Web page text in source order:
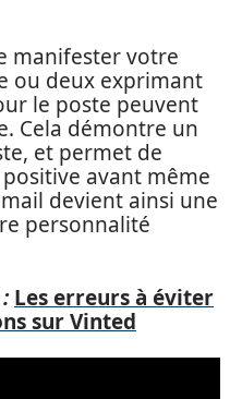
manifester votre
ou deux exprimant
le poste peuvent
Cela démontre un
et permet de
avant même
devient ainsi une
personnalité
Les erreurs à éviter
sur Vinted